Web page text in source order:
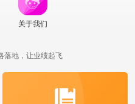
关于我们
落地，让业绩起飞